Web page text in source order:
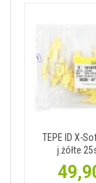
TEPE ID X-
j.żółte